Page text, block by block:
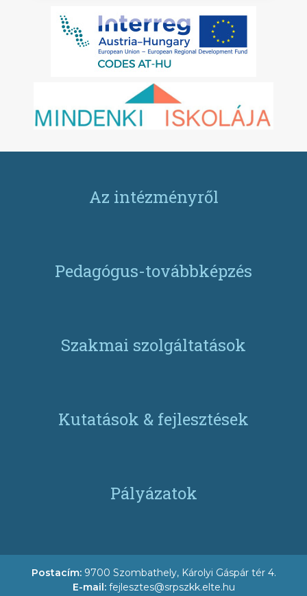
Az intézményről
Pedagógus-továbbképzés
Szakmai szolgáltatások
Kutatások & fejlesztések
Pályázatok
Postacím: 9700 Szombathely, Károlyi Gáspár tér 4.
E-mail: fejlesztes@srpszkk.elte.hu